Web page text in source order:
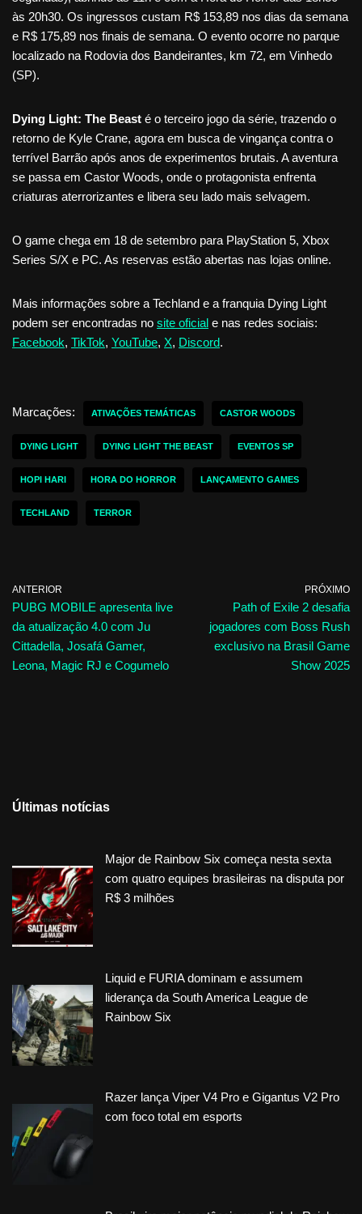
às 20h30. Os ingressos custam R$ 153,89 nos dias da semana
e R$ 175,89 nos finais de semana. O evento ocorre no parque
localizado na Rodovia dos Bandeirantes, km 72, em Vinhedo
(SP).
Dying Light: The Beast é o terceiro jogo da série, trazendo o
retorno de Kyle Crane, agora em busca de vingança contra o
terrível Barrão após anos de experimentos brutais. A aventura
se passa em Castor Woods, onde o protagonista enfrenta
criaturas aterrorizantes e libera seu lado mais selvagem.
O game chega em 18 de setembro para PlayStation 5, Xbox
Series S/X e PC. As reservas estão abertas nas lojas online.
Mais informações sobre a Techland e a franquia Dying Light
podem ser encontradas no site oficial e nas redes sociais:
Facebook, TikTok, YouTube, X, Discord.
Marcações: ATIVAÇÕES TEMÁTICAS CASTOR WOODS
DYING LIGHT DYING LIGHT THE BEAST EVENTOS SP
HOPI HARI HORA DO HORROR LANÇAMENTO GAMES
TECHLAND TERROR
ANTERIOR
PUBG MOBILE apresenta live
da atualização 4.0 com Ju
Cittadella, Josafá Gamer,
Leona, Magic RJ e Cogumelo
PRÓXIMO
Path of Exile 2 desafia
jogadores com Boss Rush
exclusivo na Brasil Game
Show 2025
Últimas notícias
Major de Rainbow Six começa nesta sexta
com quatro equipes brasileiras na disputa por
R$ 3 milhões
Liquid e FURIA dominam e assumem
liderança da South America League de
Rainbow Six
Razer lança Viper V4 Pro e Gigantus V2 Pro
com foco total em esports